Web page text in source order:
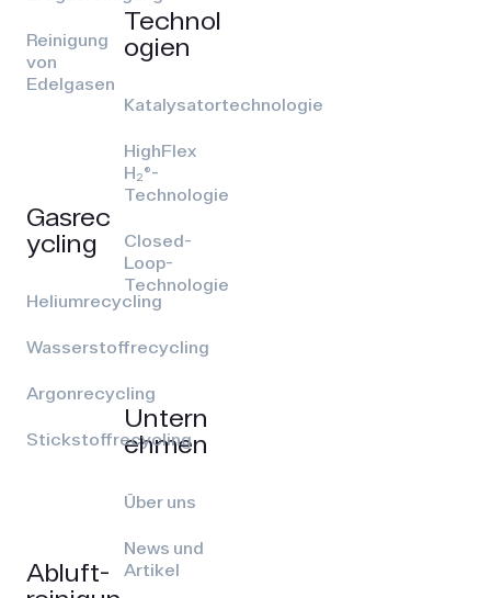
Reinigung
von
Edelgasen
Gasrec
ycling
Heliumrecycling
Wasserstoffrecycling
Argonrecycling
Stickstoffrecycling
Abluft­
Technol
ogien
Katalysatortechnologie
HighFlex
H₂®-
Technologie
Closed-
Loop-
Technologie
Untern
ehmen
Über uns
News und
Artikel